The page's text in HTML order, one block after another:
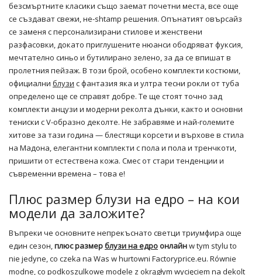
безсмъртните класики също заемат почетни места, все още
се създават свежи, не-shtamp решения. Опънатият овърсайз
се заменя с персонализирани стилове и женствени
разфасовки, докато приглушените нюанси ободряват фуксия,
мечтателно синьо и бутилирано зелено, за да се впишат в
пролетния пейзаж. В този брой, особено комплекти костюми,
официални блузи с фантазия яка и ултра тесни рокли от туба
определено ще се справят добре. Те ще стоят точно зад
комплекти анцузи и модерни реколта дънки, както и основни
тениски с V-образно деколте. Не забравяме и най-големите
хитове за тази година — блестящи корсети и върхове в стила
на Мадона, елегантни комплекти с пола и пола и тренчкоти,
пришити от естествена кожа. Смес от стари тенденции и
съвременни времена – това е!
Плюс размер блузи на едро – на кои
модели да заложите?
Въпреки че основните непрекъснато светци триумфира още
един сезон,плюс размерблузи на едро онлайнw tym stylu to
nie jedyne, co czeka na Was w hurtowni Factoryprice.eu. Równie
modne, co podkoszulkowe modele z okrągłym wycięciem na dekolt